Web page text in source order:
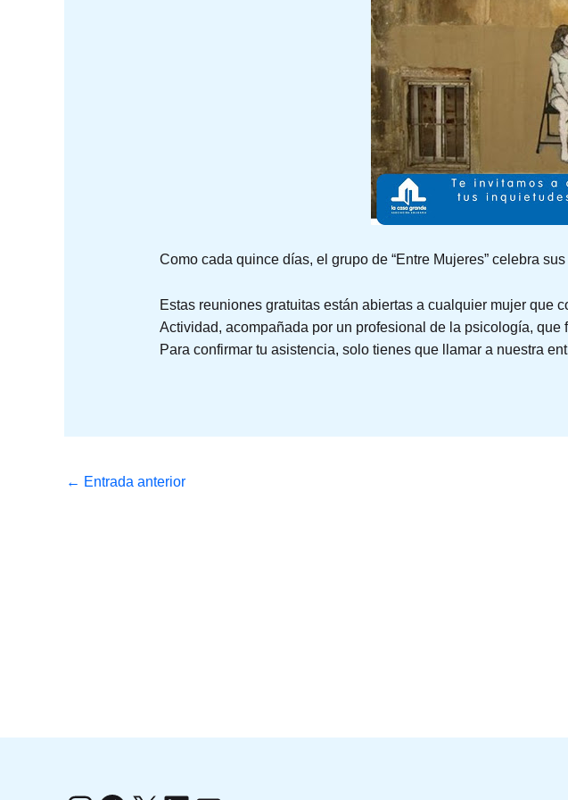
Como cada quince días, el grupo de “Entre Mujeres” celebra
Estas reuniones gratuitas están abiertas a cualquier mujer que
Actividad, acompañada por un profesional de la psicología,
Para confirmar tu asistencia, solo tienes que llamar a nuestra
← Entrada anterior
Instagram
Facebook
X LinkedIn
Correo electrónico